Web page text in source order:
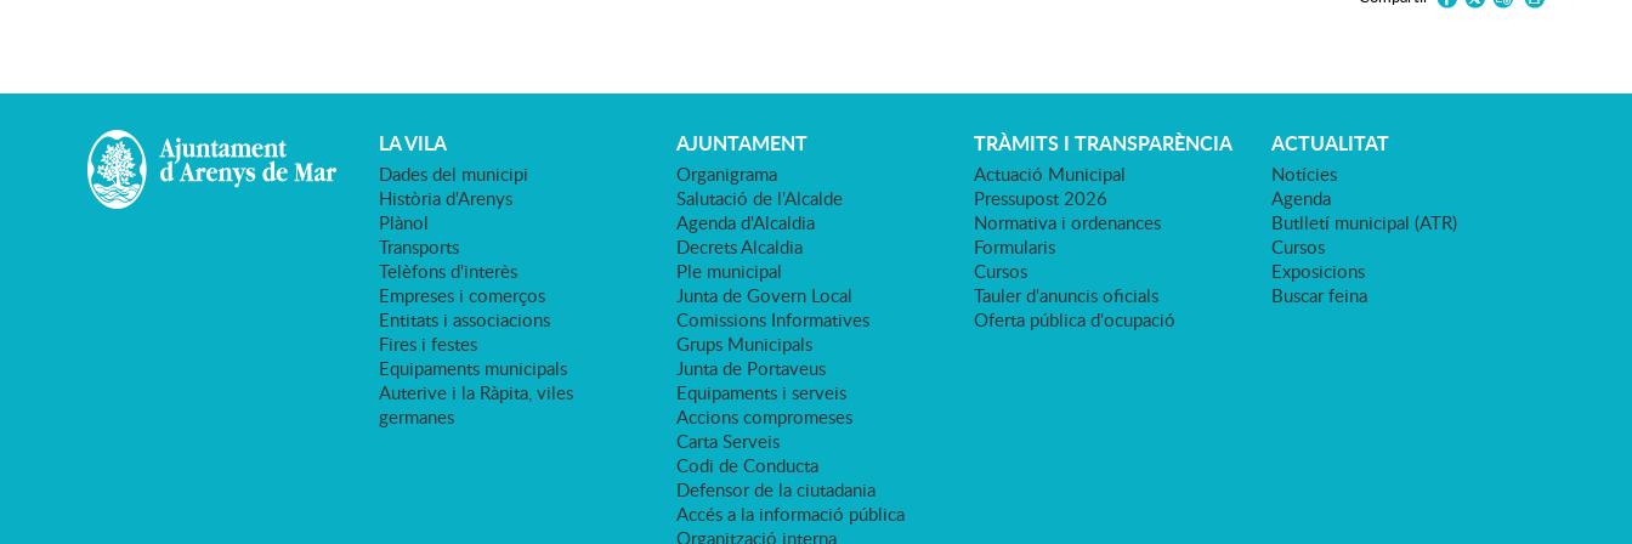
LA VILA
Dades del municipi
Història d'Arenys
Plànol
Transports
Telèfons d'interès
Empreses i comerços
Entitats i associacions
Fires i festes
Equipaments municipals
Auterive i la Ràpita, viles
germanes
AJUNTAMENT
Organigrama
Salutació de l'Alcalde
Agenda d'Alcaldia
Decrets Alcaldia
Ple municipal
Junta de Govern Local
Comissions Informatives
Grups Municipals
Junta de Portaveus
Equipaments i serveis
Accions compromeses
Carta Serveis
Codi de Conducta
Defensor de la ciutadania
Accés a la informació pública
Organització interna
TRÀMITS I TRANSPARÈNCIA
Actuació Municipal
Pressupost 2026
Normativa i ordenances
Formularis
Cursos
Tauler d'anuncis oficials
Oferta pública d'ocupació
ACTUALITAT
Notícies
Agenda
Butlletí municipal (ATR)
Cursos
Exposicions
Buscar feina